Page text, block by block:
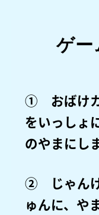
ゲー
① おばけカ
をいっしょ
のやまにし
② じゃんけ
ゅんに、や